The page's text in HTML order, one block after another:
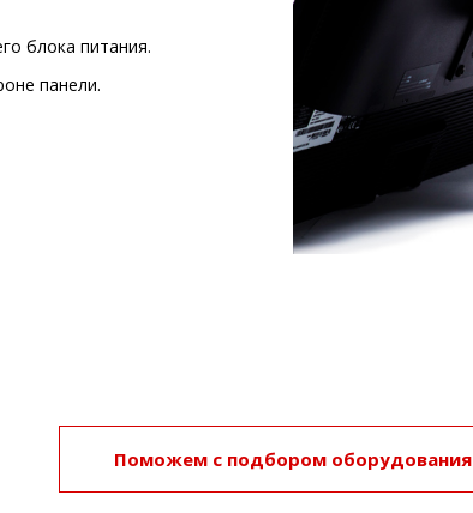
блока питания.
панели.
Поможем с подбором оборудования